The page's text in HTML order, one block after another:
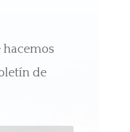
hacemos
de